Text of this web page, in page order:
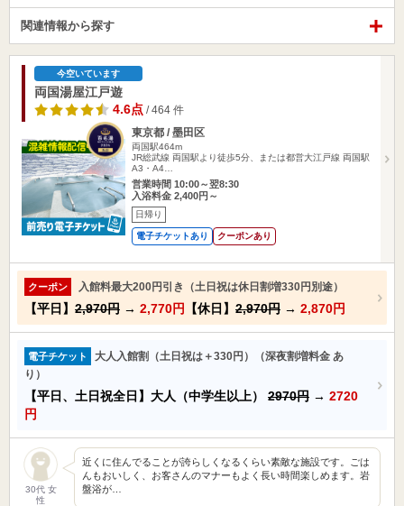
関連情報から探す
今空いています
両国湯屋江戸遊
4.6点 / 464 件
東京都 / 墨田区
両国駅464m
JR総武線 両国駅より徒歩5分、または都営大江戸線 両国駅
A3・A4…
営業時間 10:00～翌8:30
入浴料金 2,400円～
日帰り
電子チケットあり クーポンあり
クーポン 入館料最大200円引き（土日祝は休日割増330円別途）
【平日】 2,970円 → 2,770円 【休日】 2,970円 → 2,870円
電子チケット
大人入館割（土日祝は＋330円）（深夜割増料金 あ
り）
【平日、土日祝全日】大人（中学生以上） 2970円 → 2720
円
30代 女
性
近くに住んでることが誇らしくなるくらい素敵な施設です。ごは
んもおいしく、お客さんのマナーもよく長い時間楽しめます。岩
盤浴が…